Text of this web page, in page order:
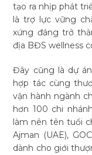
tạo ra nhịp phát
là trợ lực vững
xứng đáng trở
địa BĐS wellness
Đây cũng là dự
hợp tác cùng
vận hành ngành
hơn 100 chi
làm nên tên tuổi
Ajman (UAE),
dành cho giới